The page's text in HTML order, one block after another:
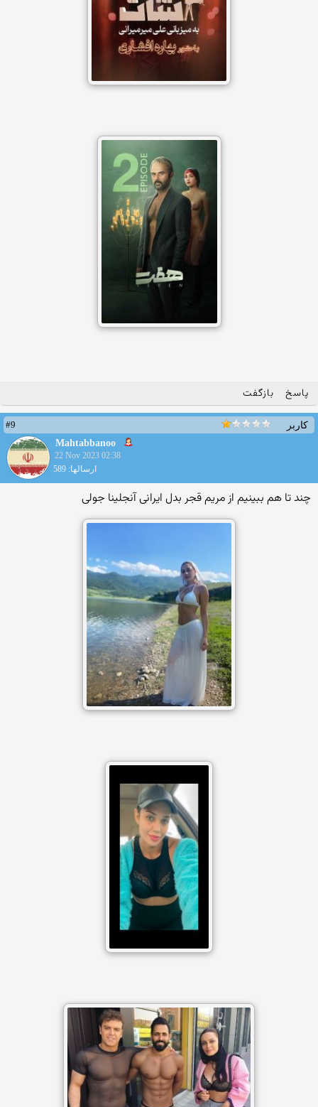
پاسخ بازگفت
کاربر
#9
Mahtabbanoo
22 Nov 2023 02:38
ارسالها: 589
چند تا هم ببینیم از مریم قجر بدل ایرانی آنجلینا جولی